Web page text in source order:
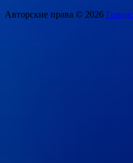
Авторские права © 2026